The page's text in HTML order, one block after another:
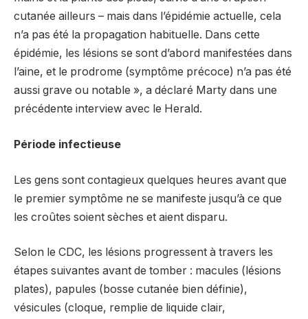
cutanée ailleurs – mais dans l’épidémie actuelle, cela
n’a pas été la propagation habituelle. Dans cette
épidémie, les lésions se sont d’abord manifestées dans
l’aine, et le prodrome (symptôme précoce) n’a pas été
aussi grave ou notable », a déclaré Marty dans une
précédente interview avec le Herald.
Période infectieuse
Les gens sont contagieux quelques heures avant que
le premier symptôme ne se manifeste jusqu’à ce que
les croûtes soient sèches et aient disparu.
Selon le CDC, les lésions progressent à travers les
étapes suivantes avant de tomber : macules (lésions
plates), papules (bosse cutanée bien définie),
vésicules (cloque, remplie de liquide clair,